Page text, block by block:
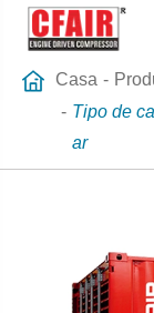
Casa
Tipo de
ar